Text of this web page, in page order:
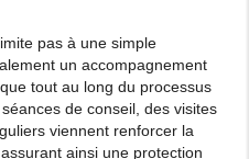
pas à une simple
un accompagnement
tout au long du processus
de conseil, des visites
viennent renforcer la
ainsi une protection